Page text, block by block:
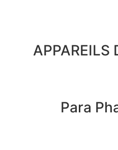
APPAREILS
Para